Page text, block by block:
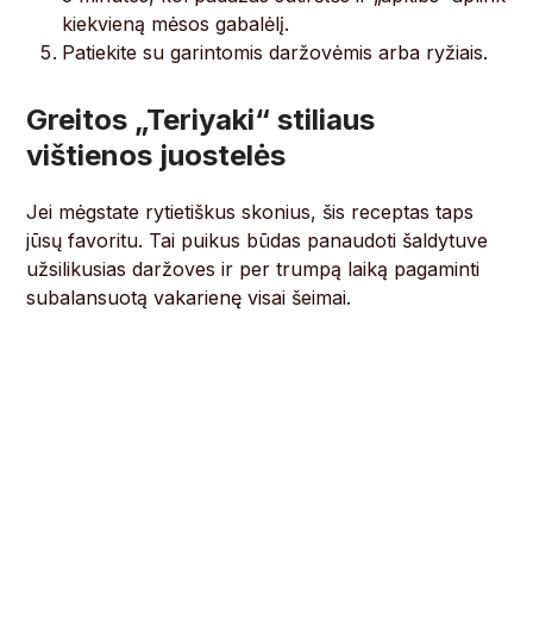
kiekvieną mėsos gabalėlį.
Patiekite su garintomis daržovėmis arba ryžiais.
Greitos „Teriyaki“ stiliaus
vištienos juostelės
Jei mėgstate rytietiškus skonius, šis receptas taps
jūsų favoritu. Tai puikus būdas panaudoti šaldytuve
užsilikusias daržoves ir per trumpą laiką pagaminti
subalansuotą vakarienę visai šeimai.